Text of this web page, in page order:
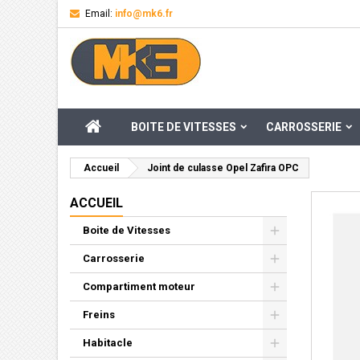
Email: info@mk6.fr
ACCUEILBOITE DE VITESSES CARROSSERIE
Accueil Joint de culasse Opel Zafira OPC
ACCUEIL
Boite de Vitesses
Carrosserie
Compartiment moteur
Freins
Habitacle